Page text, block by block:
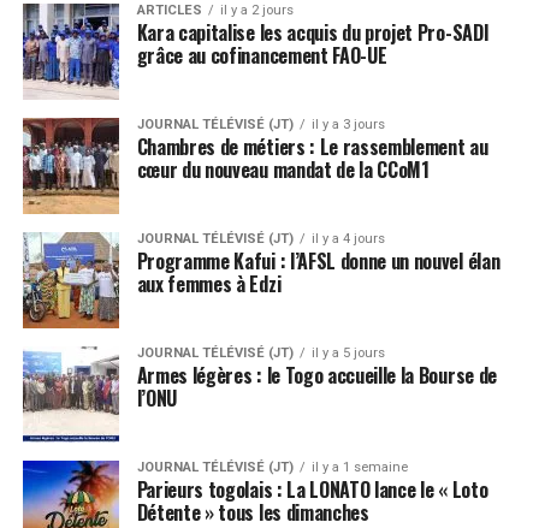
ARTICLES il y a 2 jours
Kara capitalise les acquis du projet Pro-SADI
grâce au cofinancement FAO-UE
JOURNAL TÉLÉVISÉ (JT) il y a 3 jours
Chambres de métiers : Le rassemblement au
cœur du nouveau mandat de la CCoM1
JOURNAL TÉLÉVISÉ (JT) il y a 4 jours
Programme Kafui : l’AFSL donne un nouvel élan
aux femmes à Edzi
JOURNAL TÉLÉVISÉ (JT) il y a 5 jours
Armes légères : le Togo accueille la Bourse de
l’ONU
JOURNAL TÉLÉVISÉ (JT) il y a 1 semaine
Parieurs togolais : La LONATO lance le « Loto
Détente » tous les dimanches